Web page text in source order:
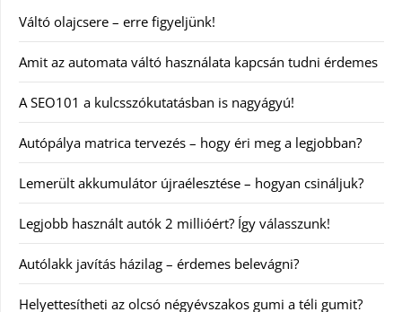
Váltó olajcsere – erre figyeljünk!
Amit az automata váltó használata kapcsán tudni érdemes
A SEO101 a kulcsszókutatásban is nagyágyú!
Autópálya matrica tervezés – hogy éri meg a legjobban?
Lemerült akkumulátor újraélesztése – hogyan csináljuk?
Legjobb használt autók 2 millióért? Így válasszunk!
Autólakk javítás házilag – érdemes belevágni?
Helyettesítheti az olcsó négyévszakos gumi a téli gumit?